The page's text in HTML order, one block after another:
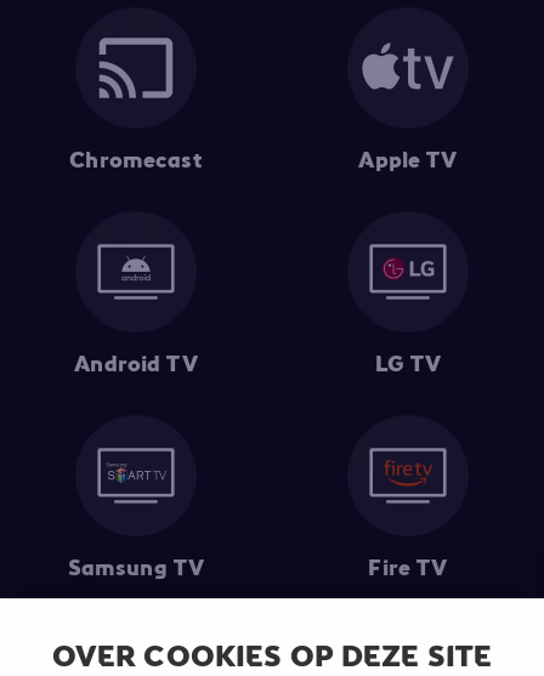
OVER COOKIES OP DEZE SITE
Chromecast Apple TV
Android TV LG TV
Samsung TV Fire TV